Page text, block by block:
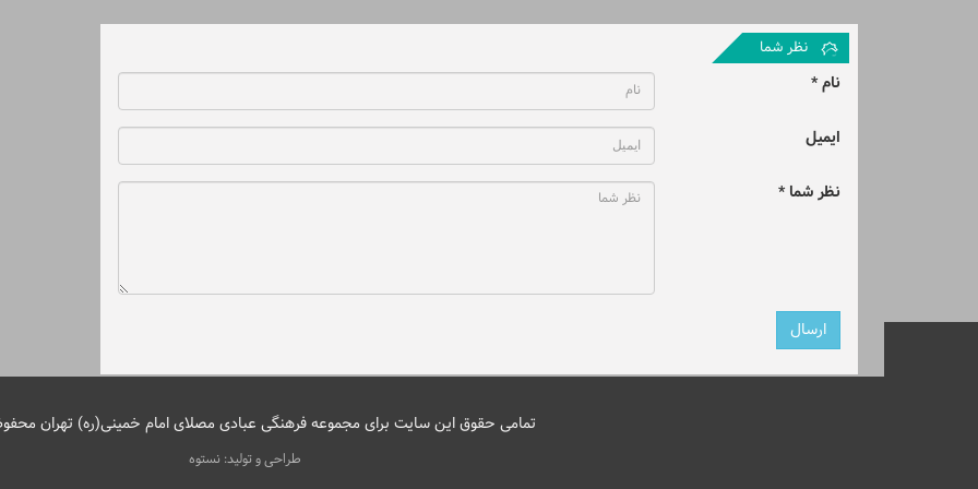
نظر شما
نام *
ایمیل
نظر شما *
تمامی حقوق این سایت برای مجموعه فرهنگی عبادی مصلای امام خمینی(ره) تهران
طراحی و تولید: نستوه